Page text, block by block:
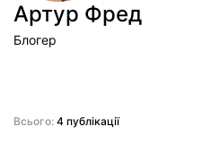
Артур Фред
Блогер
Всього: 4 публікації